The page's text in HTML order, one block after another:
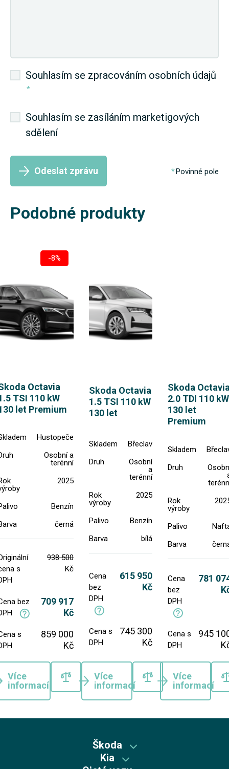
Souhlasím se zpracováním osobních údajů
*
Souhlasím se zasíláním marketigových
sdělení
Odeslat zprávu Povinné pole
Podobné produkty
-8%
Octavia
TSI 110 kW
let Premium
Hustopeče
Osobní a
terénní
2025
Benzín
černá
s
938 500
Kč
bez
709 917
Kč
s
859 000
Kč
Více
informací
Skoda Octavia
1.5 TSI 110 kW
130 let
Skladem
Břeclav
Druh
Osobní
a
terénní
Rok
výroby
2025
Palivo
Benzín
Barva
bílá
Cena
bez
DPH
615 950
Kč
Cena s
DPH
745 300
Kč
Více
informací
Skoda
2.0 TDI 110 kW
130 let
Premium
Skladem
Druh
Rok
výroby
Palivo
Barva
Cena
bez
DPH
781
Cena s
DPH
945
Více
informací
Škoda
Škoda předváděcí vozy
Kia